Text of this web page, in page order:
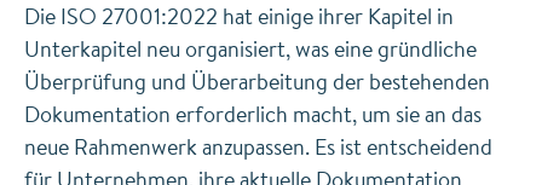
Die ISO 27001:2022 hat einige ihrer Kapitel in
Unterkapitel neu organisiert, was eine gründliche
Überprüfung und Überarbeitung der bestehenden
Dokumentation erforderlich macht, um sie an das
neue Rahmenwerk anzupassen. Es ist entscheidend